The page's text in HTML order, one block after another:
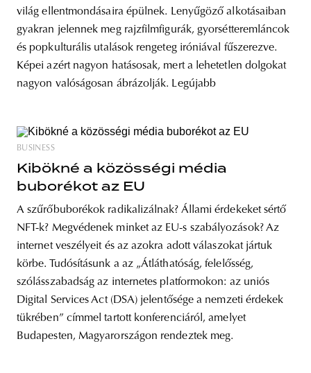
világ ellentmondásaira épülnek. Lenyűgöző alkotásaiban
gyakran jelennek meg rajzfilmfigurák, gyorsétteremláncok
és popkulturális utalások rengeteg iróniával fűszerezve.
Képei azért nagyon hatásosak, mert a lehetetlen dolgokat
nagyon valóságosan ábrázolják. Legújabb
BUSINESS
Kibökné a közösségi média
buborékot az EU
A szűrőbuborékok radikalizálnak? Állami érdekeket sértő
NFT-k? Megvédenek minket az EU-s szabályozások? Az
internet veszélyeit és az azokra adott válaszokat jártuk
körbe. Tudósításunk a az „Átláthatóság, felelősség,
szólásszabadság az internetes platformokon: az uniós
Digital Services Act (DSA) jelentősége a nemzeti érdekek
tükrében” címmel tartott konferenciáról, amelyet
Budapesten, Magyarországon rendeztek meg.